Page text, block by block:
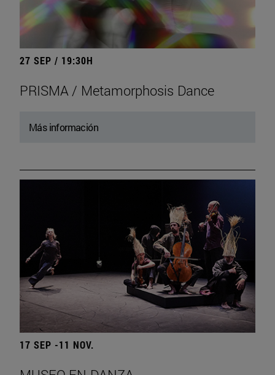
27 SEP / 19:30H
PRISMA / Metamorphosis Dance
Más información
17 SEP -11 NOV.